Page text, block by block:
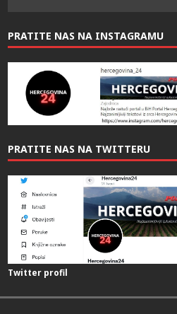
PRATITE NAS NA INSTAGRAMU
PRATITE NAS NA TWITTERU
Twitter profil